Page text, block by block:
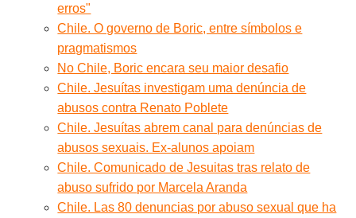
erros"
Chile. O governo de Boric, entre símbolos e
pragmatismos
No Chile, Boric encara seu maior desafio
Chile. Jesuítas investigam uma denúncia de
abusos contra Renato Poblete
Chile. Jesuítas abrem canal para denúncias de
abusos sexuais. Ex-alunos apoiam
Chile. Comunicado de Jesuitas tras relato de
abuso sufrido por Marcela Aranda
Chile. Las 80 denuncias por abuso sexual que ha